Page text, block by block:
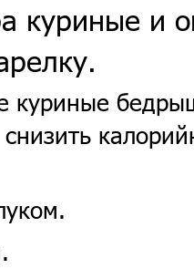
куриные и
куриные